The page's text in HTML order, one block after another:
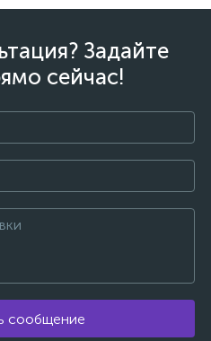
Задайте
сейчас!
сообщение